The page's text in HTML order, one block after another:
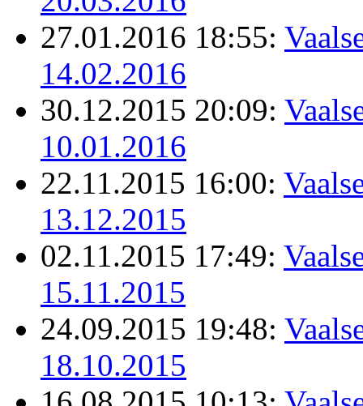
27.01.2016 18:55:
14.02.2016
30.12.2015 20:09:
10.01.2016
22.11.2015 16:00:
13.12.2015
02.11.2015 17:49:
15.11.2015
24.09.2015 19:48:
18.10.2015